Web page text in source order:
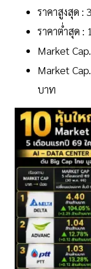
ราคาสูงสุด :
ราคาต่ำสุด :
Market
Market
บาท